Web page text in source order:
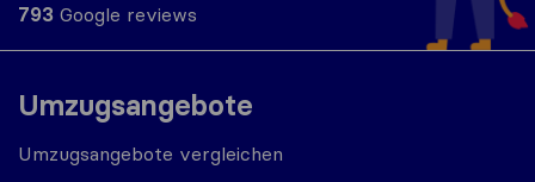
Umzugsangebote
Umzugsangebote vergleichen
793 Google reviews